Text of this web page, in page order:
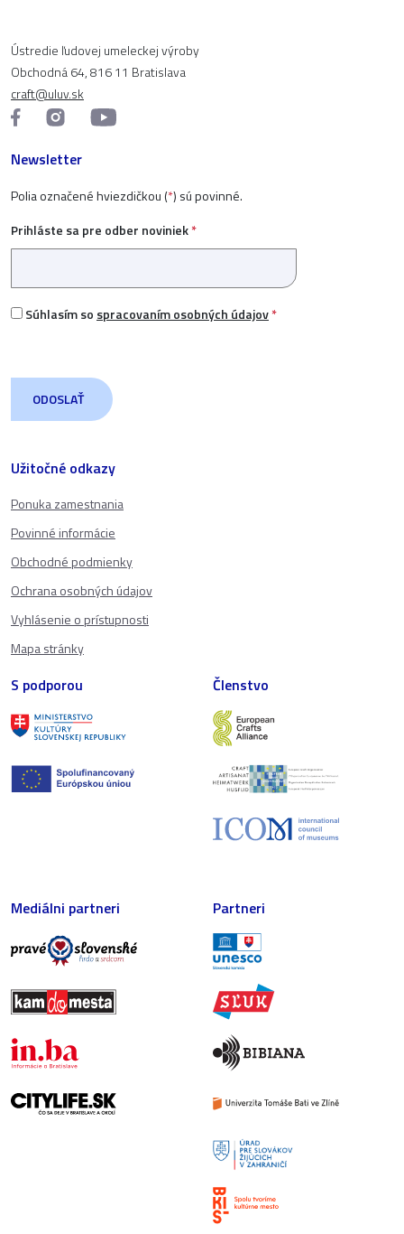
Užitočné odkazy
Ponuka zamestnania
Povinné informácie
Obchodné podmienky
Ochrana osobných údajov
Vyhlásenie o prístupnosti
Mapa stránky
Ústredie ľudovej umeleckej výroby
Obchodná 64, 816 11 Bratislava
craft@uluv.sk
Newsletter
Polia označené hviezdičkou (*) sú povinné.
Prihláste sa pre odber noviniek*
Súhlasím so spracovaním osobných údajov*
S podporou Členstvo
Mediálni partneri Partneri